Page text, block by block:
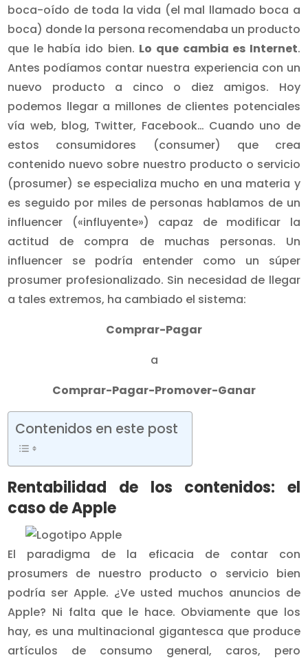
boca-oído de toda la vida (el mal llamado boca a
boca) donde la persona recomendaba un producto
que le había ido bien. Lo que cambia es Internet.
Antes podíamos contar nuestra experiencia con un
nuevo producto a cinco o diez amigos. Hoy
podemos llegar a millones de clientes potenciales
vía web, blog, Twitter, Facebook… Cuando uno de
estos consumidores (consumer) que crea
contenido nuevo sobre nuestro producto o servicio
(prosumer) se especializa mucho en una materia y
es seguido por miles de personas hablamos de un
influencer («influyente») capaz de modificar la
actitud de compra de muchas personas. Un
influencer se podría entender como un súper
prosumer profesionalizado. Sin necesidad de llegar
a tales extremos, ha cambiado el sistema:
Comprar-Pagar
a
Comprar-Pagar-Promover-Ganar
Contenidos en este post
Rentabilidad de los contenidos: el
caso de Apple
El paradigma de la eficacia de contar con
prosumers de nuestro producto o servicio bien
podría ser Apple. ¿Ve usted muchos anuncios de
Apple? Ni falta que le hace. Obviamente que los
hay, es una multinacional gigantesca que produce
artículos de consumo general, caros, pero